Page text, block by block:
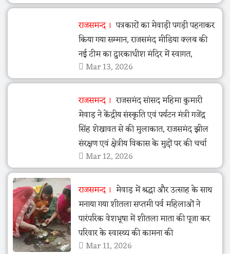
राजसमन्द
पत्रकारों का मेवाड़ी पगड़ी पहनाकर
किया गया सम्मान, राजसमंद मीडिया क्लब की
नई टीम का द्वारकाधीश मंदिर में स्वागत,
Mar 13, 2026
राजसमन्द
राजसमंद सांसद महिमा कुमारी
मेवाड़ ने केंद्रीय संस्कृति एवं पर्यटन मंत्री गजेंद्र
सिंह शेखावत से की मुलाकात, राजसमंद झील
संरक्षण एवं क्षेत्रीय विकास के मुद्दों पर की चर्चा
Mar 12, 2026
राजसमन्द
मेवाड़ में श्रद्धा और उत्साह के साथ
मनाया गया शीतला सप्तमी पर्व महिलाओं ने
पारंपरिक वेशभूषा में शीतला माता की पूजा कर
परिवार के स्वास्थ्य की कामना की
Mar 11, 2026